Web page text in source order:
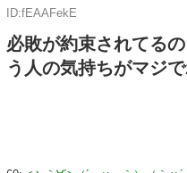
ID:fEAAFekE
必敗が約束されてる
う人の気持ちがマジ